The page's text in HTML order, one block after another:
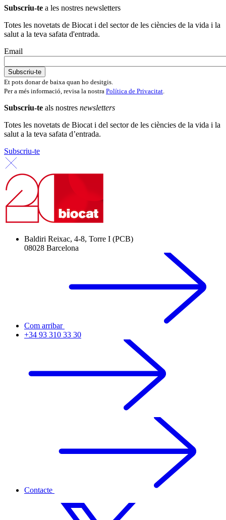
Subscriu-te a les nostres newsletters
Totes les novetats de Biocat i del sector de les ciències de la vida i la
salut a la teva safata d'entrada.
Email
Et pots donar de baixa quan ho desitgis.
Per a més informació, revisa la nostra Política de Privacitat.
Subscriu-te als nostres newsletters
Totes les novetats de Biocat i del sector de les ciències de la vida i la
salut a la teva safata d’entrada.
Subscriu-te
Baldiri Reixac, 4-8, Torre I (PCB)
08028 Barcelona
Com arribar
+34 93 310 33 30
Contacte